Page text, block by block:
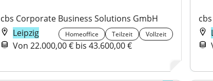
cbs Corporate Business Solutions GmbH
Leipzig
Homeoffice Teilzeit Vollzeit
Von 22.000,00 € bis 43.600,00 €